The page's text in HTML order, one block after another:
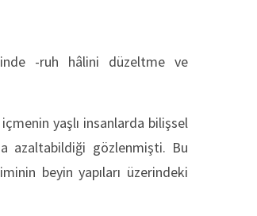
-ruh hâlini düzeltme ve
yaşlı insanlarda bilişsel
azaltabildiği gözlenmişti. Bu
beyin yapıları üzerindeki